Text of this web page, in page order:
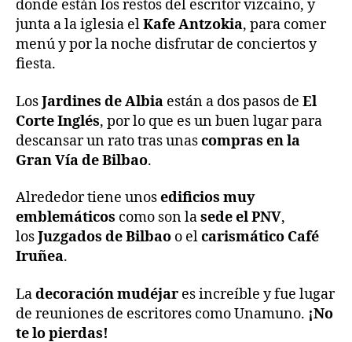
donde están los restos del escritor vizcaíno, y
junta a la iglesia elKafe Antzokia, para comer
menú y por la noche disfrutar de conciertos y
fiesta.
LosJardines de Albia están a dos pasos de El
Corte Inglés, por lo que es un buen lugar para
descansar un rato tras unascompras en la
Gran Vía de Bilbao.
Alrededor tiene unosedificios muy
emblemáticos como son lasede el PNV,
losJuzgados de Bilbao o elcarismático Café
Iruñea.
Ladecoración mudéjar es increíble y fue lugar
de reuniones de escritores como Unamuno. ¡No
te lo pierdas!